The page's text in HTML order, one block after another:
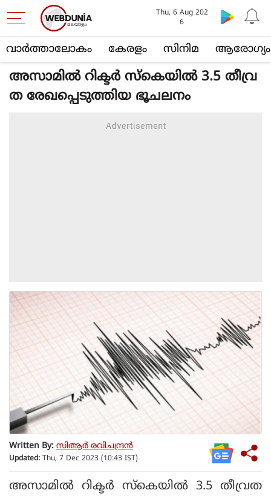
വാര്‍ത്താലോകം കേരളം സിനിമ ആരോഗ്യം
Thu, 6 Aug 202
6
അസാമില്‍ റിക്ടര്‍ സ്‌കെയില്‍ 3.5 തീവ്ര
ത രേഖപ്പെടുത്തിയ ഭൂചലനം
Written By: സിആര്‍ രവിചന്ദ്രന്‍
Updated: Thu, 7 Dec 2023 (10:43 IST)
അസാമില്‍ റിക്ടര്‍ സ്‌കെയില്‍ 3.5 തീവ്രത